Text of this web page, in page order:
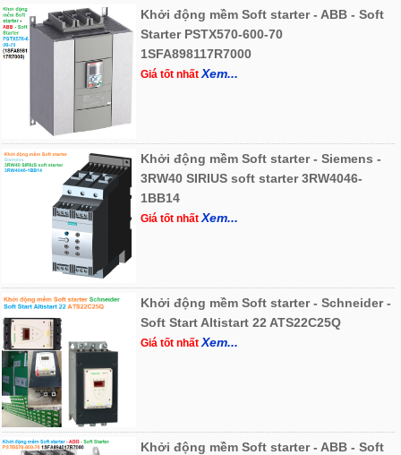
Khởi động mềm Soft starter - ABB - Soft
Starter PSTX570-600-70
1SFA898117R7000
Giá tốt nhấtXem...
Khởi động mềm Soft starter - Siemens -
3RW40 SIRIUS soft starter 3RW4046-
1BB14
Giá tốt nhấtXem...
Khởi động mềm Soft starter - Schneider -
Soft Start Altistart 22 ATS22C25Q
Giá tốt nhấtXem...
Khởi động mềm Soft starter - ABB - Soft